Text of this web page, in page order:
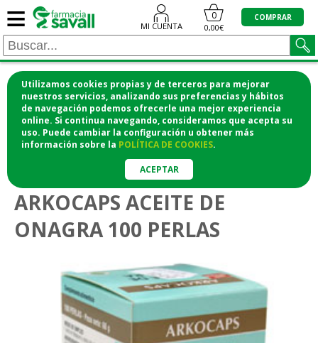
Utilizamos cookies propias y de terceros para mejorar
nuestros servicios, analizando sus preferencias y hábitos
de navegación podemos ofrecerle una mejor experiencia
online. Si continua navegando, consideramos que acepta su
uso. Puede cambiar la configuración u obtener más
información sobre la POLÍTICA DE COOKIES.
ACEPTAR
≡ MI CUENTA
0
0,00€
COMPRAR
¡COMPRA CÓMODAMENTE DESDE CASA Y RECOGE
EN LA FARMACIA!
o si lo prefieres te lo mandamos a casa
> Menopausia
ARKOCAPS ACEITE DE
ONAGRA 100 PERLAS